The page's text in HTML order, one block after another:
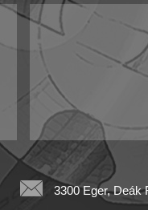
3300 Eger, Deák